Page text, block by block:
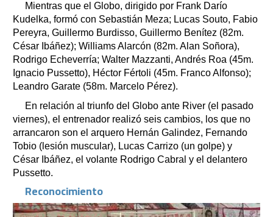
Mientras que el Globo, dirigido por Frank Darío
Kudelka, formó con Sebastián Meza; Lucas Souto, Fabio
Pereyra, Guillermo Burdisso, Guillermo Benítez (82m.
César Ibáñez); Williams Alarcón (82m. Alan Soñora),
Rodrigo Echeverría; Walter Mazzanti, Andrés Roa (45m.
Ignacio Pussetto), Héctor Fértoli (45m. Franco Alfonso);
Leandro Garate (58m. Marcelo Pérez).
En relación al triunfo del Globo ante River (el pasado
viernes), el entrenador realizó seis cambios, los que no
arrancaron son el arquero Hernán Galindez, Fernando
Tobio (lesión muscular), Lucas Carrizo (un golpe) y
César Ibáñez, el volante Rodrigo Cabral y el delantero
Pussetto.
Reconocimiento